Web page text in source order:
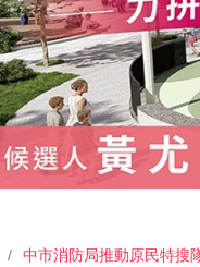
中市消防局推動原民特